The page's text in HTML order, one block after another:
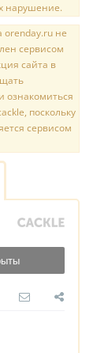
нарушение.
orenday.ru не
сервисом
сайта в
ознакомиться
поскольку
сервисом